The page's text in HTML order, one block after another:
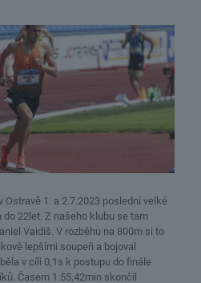
Ostravě 1. a 2.7.2023 poslední velké
do 22let. Z našeho klubu se tam
Vaidiš. V rozběhu na 800m si to
lepšími soupeři a bojoval
v cíli 0,1s k postupu do finále
Časem 1:55,42min skončil